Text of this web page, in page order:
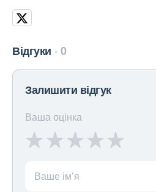
Відгуки 0
Залишити відгук
Ваша оцінка
Ваше ім’я